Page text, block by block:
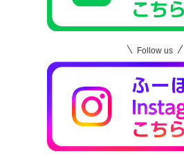
Follow us